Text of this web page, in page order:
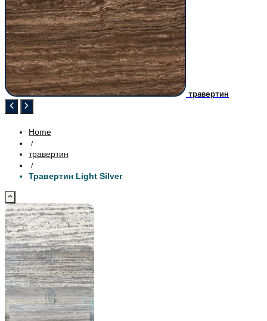
травертин
Home
/
травертин
/
Травертин Light Silver